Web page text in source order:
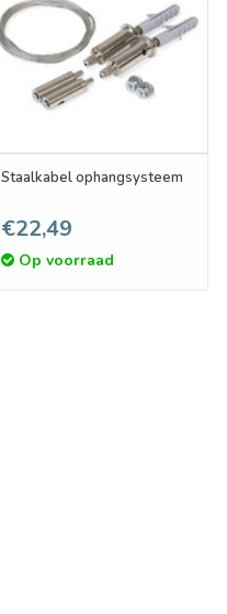
Staalkabel ophangsysteem
€22,49
Op voorraad